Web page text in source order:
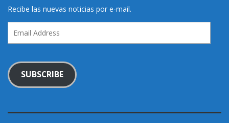
Recibe las nuevas noticias por e-mail.
Address
SUBSCRIBE